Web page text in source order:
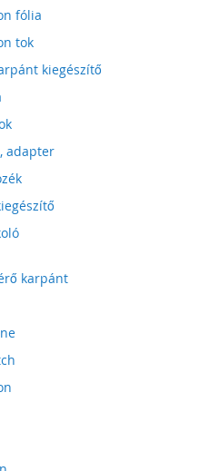
fólia
tok
kiegészítő
adapter
karpánt